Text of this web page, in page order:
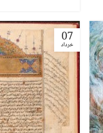
07
خرداد